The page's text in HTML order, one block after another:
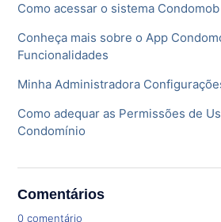
Como acessar o sistema Condomob
Conheça mais sobre o App
Funcionalidades
Minha Administradora
Como adequar as Permissões de
Condomínio
Comentários
0 comentário